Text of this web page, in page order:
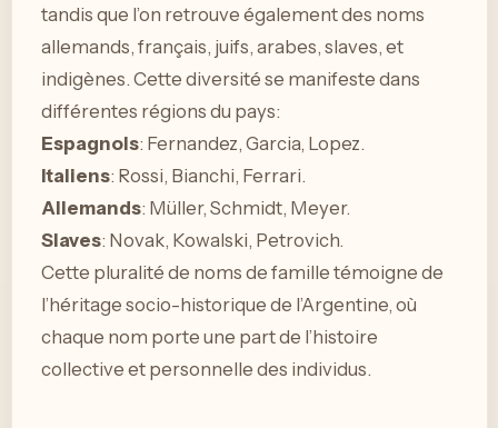
tandis que l’on retrouve également des noms
allemands, français, juifs, arabes, slaves, et
indigènes. Cette diversité se manifeste dans
différentes régions du pays:
Espagnols: Fernandez, Garcia, Lopez.
Italiens: Rossi, Bianchi, Ferrari.
Allemands: Müller, Schmidt, Meyer.
Slaves: Novak, Kowalski, Petrovich.
Cette pluralité de noms de famille témoigne de
l’héritage socio-historique de l’Argentine, où
chaque nom porte une part de l’histoire
collective et personnelle des individus.